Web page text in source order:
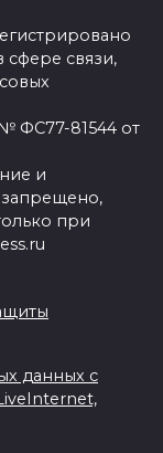
связи,
ФС77-81544 от
и
запрещено,
при
данных с